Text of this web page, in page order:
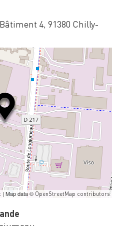
4, 91380 Chilly-
| Map data © OpenStreetMap contributors